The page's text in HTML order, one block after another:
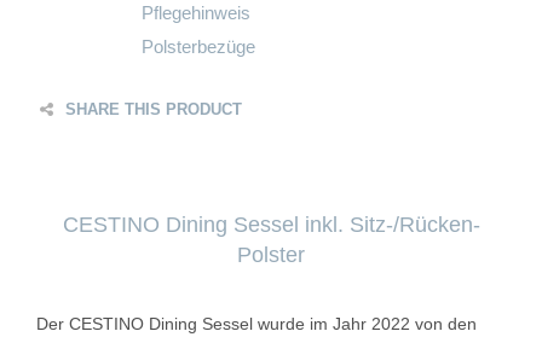
Pflegehinweis
Polsterbezüge
SHARE THIS PRODUCT
CESTINO Dining Sessel inkl. Sitz-/Rücken-
Polster
Der CESTINO Dining Sessel wurde im Jahr 2022 von den